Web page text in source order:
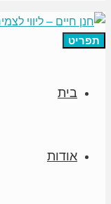
תפריט
בית
אודות